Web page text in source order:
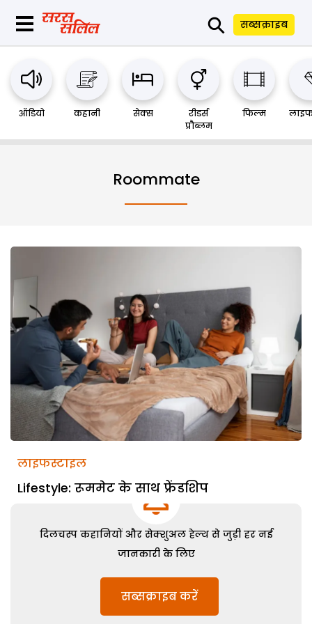
⚲ सब्सक्राइब
ऑडियो कहानी सेक्स
रीडर्स
प्रौब्लम
फिल्म
Roommate
लाइफस्टाइल
Lifestyle: रूममेट के साथ फ्रेंडशिप
दिलचस्प कहानियों और सेक्शुअल हेल्थ से जुड़ी हर नई
जानकारी के लिए
सब्सक्राइब करें